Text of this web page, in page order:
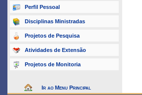
Perfil Pessoal
Disciplinas Ministradas
Projetos de Pesquisa
Atividades de Extensão
Projetos de Monitoria
Ir ao Menu Principal